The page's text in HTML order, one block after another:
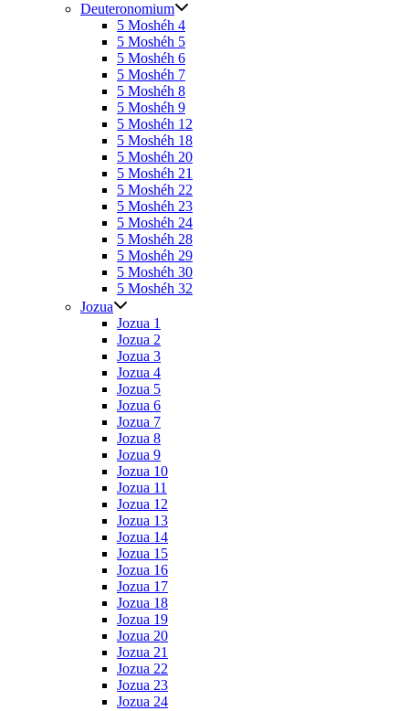
Deuteronomium
5 Moshéh 4
5 Moshéh 5
5 Moshéh 6
5 Moshéh 7
5 Moshéh 8
5 Moshéh 9
5 Moshéh 12
5 Moshéh 18
5 Moshéh 20
5 Moshéh 21
5 Moshéh 22
5 Moshéh 23
5 Moshéh 24
5 Moshéh 28
5 Moshéh 29
5 Moshéh 30
5 Moshéh 32
Jozua
Jozua 1
Jozua 2
Jozua 3
Jozua 4
Jozua 5
Jozua 6
Jozua 7
Jozua 8
Jozua 9
Jozua 10
Jozua 11
Jozua 12
Jozua 13
Jozua 14
Jozua 15
Jozua 16
Jozua 17
Jozua 18
Jozua 19
Jozua 20
Jozua 21
Jozua 22
Jozua 23
Jozua 24